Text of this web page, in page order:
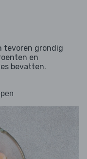
tevoren grondig
en
bevatten.